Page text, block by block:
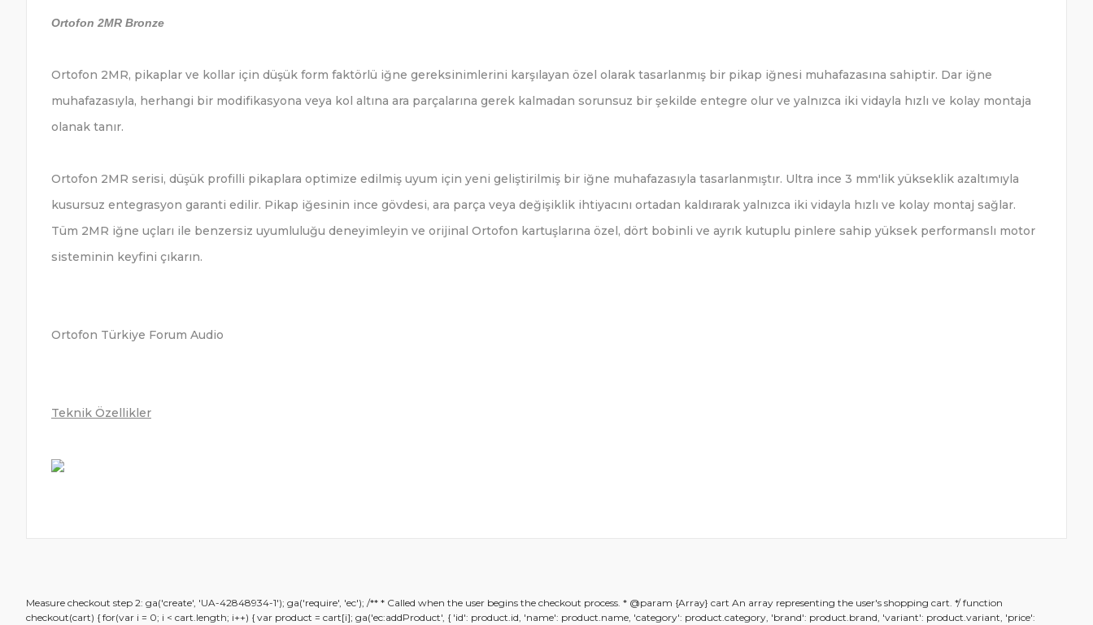
Ortofon 2MR Bronze
Ortofon 2MR, pikaplar ve kollar için düşük form faktörlü iğne gereksinimlerini karşılayan özel olarak tasarlanmış bir pikap iğnesi muhafazasına sahiptir. Dar iğne
muhafazasıyla, herhangi bir modifikasyona veya kol altına ara parçalarına gerek kalmadan sorunsuz bir şekilde entegre olur ve yalnızca iki vidayla hızlı ve kolay montaja
olanak tanır.
Ortofon 2MR serisi, düşük profilli pikaplara optimize edilmiş uyum için yeni geliştirilmiş bir iğne muhafazasıyla tasarlanmıştır. Ultra ince 3 mm'lik yükseklik azaltımıyla
kusursuz entegrasyon garanti edilir. Pikap iğesinin ince gövdesi, ara parça veya değişiklik ihtiyacını ortadan kaldırarak yalnızca iki vidayla hızlı ve kolay montaj sağlar.
Tüm 2MR iğne uçları ile benzersiz uyumluluğu deneyimleyin ve orijinal Ortofon kartuşlarına özel, dört bobinli ve ayrık kutuplu pinlere sahip yüksek performanslı motor
sisteminin keyfini çıkarın.
Ortofon Türkiye Forum Audio
Teknik Özellikler
Bu ürüne ilk yorumu siz yapın!
Görüş ve önerileriniz için teşekkür ederiz.
Measure checkout step 2: ga('create', 'UA-42848934-1'); ga('require', 'ec'); /** * Called when the user begins the checkout process. * @param {Array} cart An array representing the user's shopping cart. */ function
checkout(cart) { for(var i = 0; i < cart.length; i++) { var product = cart[i]; ga('ec:addProduct', { 'id': product.id, 'name': product.name, 'category': product.category, 'brand': product.brand, 'variant': product.variant, 'price':